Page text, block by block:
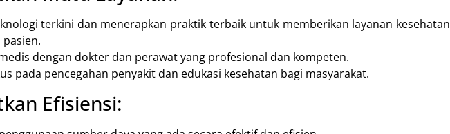
terkini dan menerapkan praktik terbaik untuk memberikan layanan kesehatan
dengan dokter dan perawat yang profesional dan kompeten.
pada pencegahan penyakit dan edukasi kesehatan bagi masyarakat.
Efisiensi: